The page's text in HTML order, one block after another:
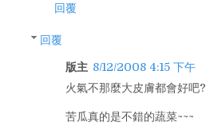
回覆
回覆
版主 8/12/2008 4:15 下午
火氣不那麼大皮膚都會好吧?
苦瓜真的是不錯的蔬菜~~~